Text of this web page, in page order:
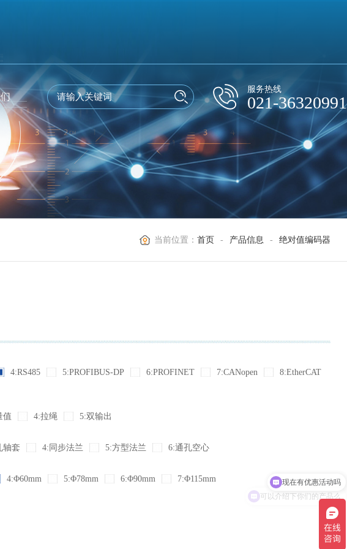
服务热线
021-36320991
当前位置：首页 - 产品信息 - 绝对值编码器
4:RS485 5:PROFIBUS-DP 6:PROFINET 7:CANopen
8:EtherCAT
值 4:拉绳 5:双输出
轴套 4:同步法兰 5:方型法兰 6:通孔空心
4:Φ60mm 5:Φ78mm 6:Φ90mm 7:Φ115mm
可以介绍下你们的产品么